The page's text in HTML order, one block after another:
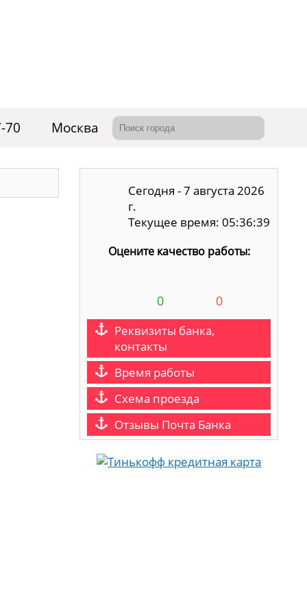
70 Москва
Сегодня - 7 августа 2026
г.
Текущее время: 05:36:39
Оцените качество работы:
0 0
Реквизиты банка,
контакты
Время работы
Схема проезда
Отзывы Почта Банка